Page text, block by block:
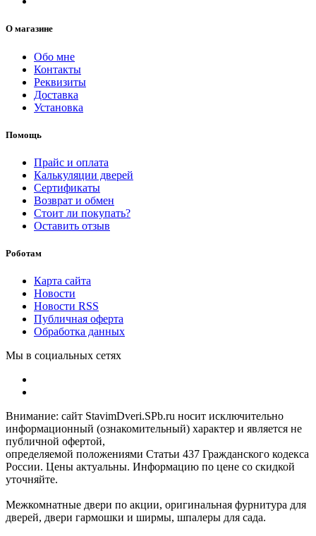
О магазине
Обо мне
Контакты
Реквизиты
Доставка
Установка
Помощь
Прайс и оплата
Калькуляции дверей
Сертификаты
Возврат и обмен
Стоит ли покупать?
Оставить отзыв
Роботам
Карта сайта
Новости
Новости RSS
Публичная оферта
Обработка данных
Мы в социальных сетях
Внимание: сайт StavimDveri.SPb.ru носит исключительно
информационный (ознакомительный) характер и является не
публичной офертой,
определяемой положениями Статьи 437 Гражданского кодекса
России. Цены актуальны. Информацию по цене со скидкой
уточняйте.
Межкомнатные двери по акции, оригинальная фурнитура для
дверей, двери гармошки и ширмы, шпалеры для сада.